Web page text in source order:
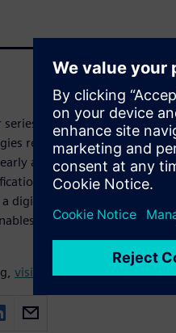
examining why the
require a new approach
assembly planning and
validation, signoff, and
digital twin: a digital virtual
cross-domain
visit.